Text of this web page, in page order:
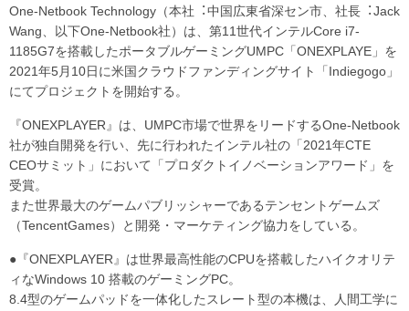
One-Netbook Technology（本社︓中国広東省深セン市、社長︓Jack
Wang、以下One-Netbook社）は、第11世代インテルCore i7-
1185G7を搭載したポータブルゲーミングUMPC「ONEXPLAYE」を
2021年5⽉10日に米国クラウドファンディングサイト「Indiegogo」
にてプロジェクトを開始する。
『ONEXPLAYER』は、UMPC市場で世界をリードするOne-Netbook
社が独⾃開発を行い、先に行われたインテル社の「2021年CTE
CEOサミット」において「プロダクトイノベーションアワード」を
受賞。
また世界最大のゲームパブリッシャーであるテンセントゲームズ
（TencentGames）と開発・マーケティング協力をしている。
●『ONEXPLAYER』は世界最高性能のCPUを搭載したハイクオリテ
ィなWindows 10 搭載のゲーミングPC。
8.4型のゲームパッドを⼀体化したスレート型の本機は、⼈間⼯学に